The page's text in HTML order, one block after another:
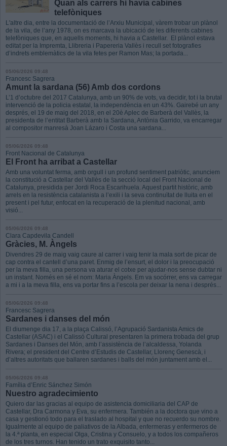
Quan als carrers hi havia cabines
telefòniques
L'altre dia, entre la documentació de l’Arxiu Municipal, vàrem trobar un plànol
de la vila, de l’any 1978, on es marcava la ubicació de les diferents cabines
telefòniques que, en aquells moments, hi havia a Castellar. El plànol estava
editat per la Impremta, Llibreria i Papereria Vallès i recull set fotografies
d’indrets emblemàtics de la vila fetes per Ramon Mas; la portada...
05/06/2026 09:48
Francesc Sagrera
Amunt la sardana (56) Amb dos cordons
L’1 d’octubre del 2017 Catalunya, amb un 90% de vots, va decidir, tot i la brutal
intervenció de la policia estatal, la independència en un 43%. Gairebé un any
després, el 19 de maig del 2018, en el 20è Aplec de Barberà del Vallès, la
presidenta de l’entitat Barberà amb la Sardana, Antònia Garrido, va encarregar
al compositor manresà Joan Lázaro i Costa una sardana...
05/06/2026 09:48
Front Nacional de Catalunya
El Front ha arribat a Castellar
Amb una voluntat ferma, amb orgull i un profund sentiment patriòtic, anunciem
la constitució a Castellar del Vallès de la secció local del Front Nacional de
Catalunya, presidida per Jordi Roca Escarihuela. Aquest partit històric, amb
arrels en la resistència catalanista a l’exili i la seva continuïtat de lluita en el
present i pel futur, enfocat en la recuperació de la plenitud nacional, amb
visió...
05/06/2026 09:48
Clara Capdevila Candell
Gràcies, M. Àngels
Divendres 29 de maig vaig caure al carrer i vaig tenir la mala sort de picar de
cap contra el cantell d’una paret. Enmig de l’ensurt, el dolor i la preocupació
per la meva filla, una persona va aturar el cotxe per ajudar-nos sense dubtar ni
un instant. Només en sé el nom: Maria Àngels. Em va socórrer, ens va carregar
a mi i a la meva filla, ens va portar fins a l’escola per deixar la nena i després...
05/06/2026 09:48
Francesc Sagrera
Sardanes i danses del món
El diumenge dia 17, a la plaça Calissó, l’Agrupació Sardanista Amics de
Castellar (ASAC) i el Calissó Cultural presentaren la primera trobada del grup
Sardanes i Danses del Món, amb l’assistència de l’alcaldessa, Yolanda
Rivera; el president del Centre d’Estudis de Castellar, Llorenç Genescà, i
d’altres autoritats que ballaren sardanes i balls del món juntament amb el...
05/06/2026 09:48
Família d’Enric Sánchez Simón
Nuestro agradecimiento
Quiero dar las gracias al equipo de asistencia domiciliaria del CAP de
Castellar, Dra Carmona y Eva, su enfermera. También a la doctora que vino a
casa y gestionó todo para el traslado al hospital y que no recuerdo su nombre.
Igualmente al equipo de paliativos de la Albada, enfermeras y enfermeros de
la 4.ª planta, en especial Olga, Cristina y Consuelo, y a todos los compañeros
de los tres turnos. Han tenido un trato exquisito tanto...